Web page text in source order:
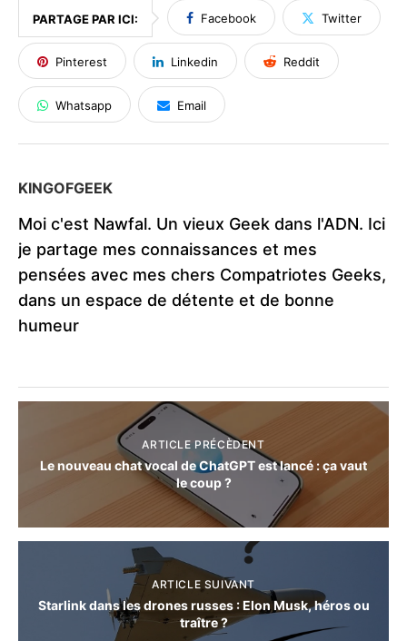
PARTAGE PAR ICI: Facebook Twitter
Pinterest Linkedin Reddit
Whatsapp Email
KINGOFGEEK
Moi c'est Nawfal. Un vieux Geek dans l'ADN. Ici
je partage mes connaissances et mes
pensées avec mes chers Compatriotes Geeks,
dans un espace de détente et de bonne
humeur
ARTICLE PRÉCÈDENT
Le nouveau chat vocal de ChatGPT est lancé : ça vaut
le coup ?
ARTICLE SUIVANT
Starlink dans les drones russes : Elon Musk, héros ou
traître ?